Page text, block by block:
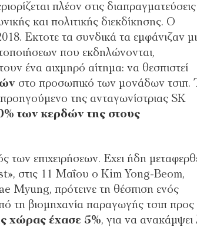
πλέον στις διαπραγµατεύσεις
και πολιτικής διεκδίκησης. Ο
Εκτοτε τα συνδικά τα εµφάνιζαν
που εκδηλώνονται,
ένα αιχµηρό αίτηµα: να θεσπιστεί
στο προσωπικό των µονάδων τσιπ.
προηγούµενο της ανταγωνίστριας SK
των κερδών της στους
των επιχειρήσεων. Εχει ήδη
στις 11 Μαΐου ο Kim Yong-Βeom,
Myung, πρότεινε τη θέσπιση ενός
τη βιοµηχανία παραγωγής τσιπ προς
χώρας έχασε 5%, για να ανακάµψει